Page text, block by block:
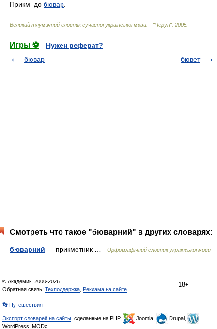
Прикм. до бювар
Великий тлумачний словник сучасної української мови. - "Перун". 2005
Игры ⚽
Нужен реферат?
бювар
бювет
Смотреть что такое "бюварний" в других словарях:
бюварний — прикметник … Орфографічний словник української мови
18+
© Академик, 2000-2026
Обратная связь: Техподдержка Реклама на сайте
👣 Путешествия
Экспорт словарей на сайты , сделанные на PHP, Joomla,
Drupal,
WordPress, MODx.